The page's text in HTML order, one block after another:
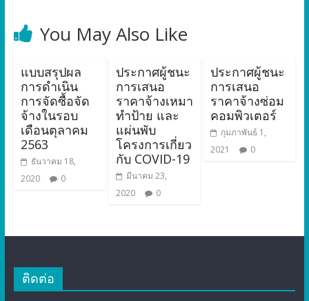
You May Also Like
แบบสรุปผล
การดำเนิน
การจัดซื้อจัด
จ้างในรอบ
เดือนตุลาคม
2563
ธันวาคม 18,
2020
0
ประกาศผู้ชนะ
การเสนอ
ราคาจ้างเหมา
ทำป้าย และ
แผ่นพับ
โครงการเกี่ยว
กับ COVID-19
มีนาคม 23,
2020
0
ประกาศผู้ชนะ
การเสนอ
ราคาจ้างซ่อม
คอมพิวเตอร์
กุมภาพันธ์ 1,
2021
0
ติดต่อ